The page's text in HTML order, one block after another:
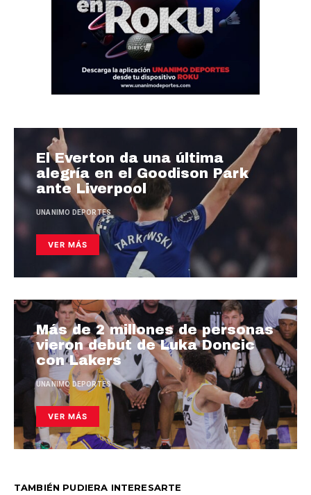
El Everton da una última
alegría en el Goodison Park
ante Liverpool
UNANIMO DEPORTES
VER MÁS
Más de 2 millones de personas
vieron debut de Luka Doncic
con Lakers
UNANIMO DEPORTES
VER MÁS
TAMBIÉN PUDIERA INTERESARTE